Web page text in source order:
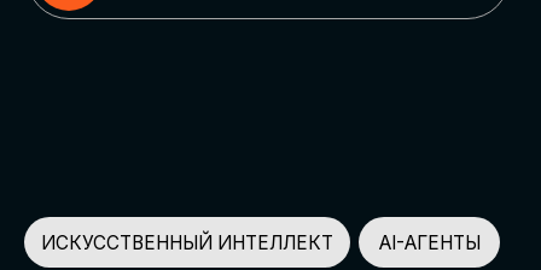
КЭДО АВТОМАТИЗАЦИЯ HR ЧАТ-БОТЫ